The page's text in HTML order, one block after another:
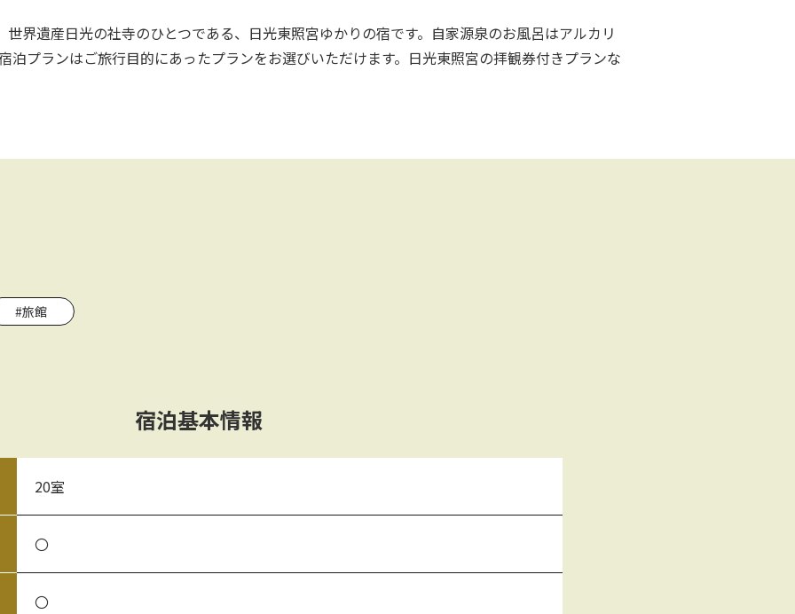
界遺産日光の社寺のひとつである、日光東照宮ゆかりの宿です。自家源泉のお風呂はアルカリ
泊プランはご旅行目的にあったプランをお選びいただけます。日光東照宮の拝観券付きプランな
#旅館
宿泊基本情報
20室
〇
〇